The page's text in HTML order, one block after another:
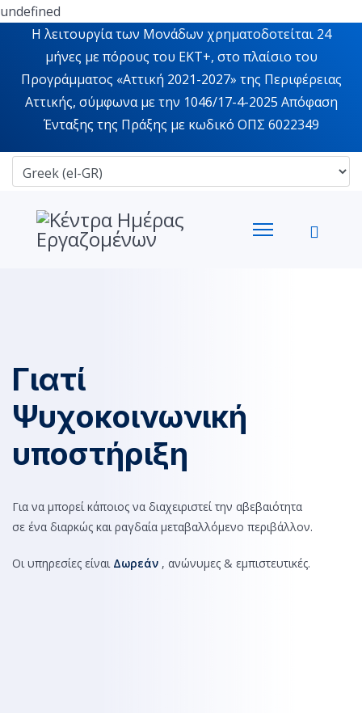
undefined
Η λειτουργία των Μονάδων χρηματοδοτείται 24
μήνες με πόρους του ΕΚΤ+, στο πλαίσιο του
Προγράμματος «Αττική 2021-2027» της Περιφέρειας
Αττικής, σύμφωνα με την 1046/17-4-2025 Απόφαση
Ένταξης της Πράξης με κωδικό ΟΠΣ 6022349
Γιατί
Ψυχοκοινωνική
υποστήριξη
Για να μπορεί κάποιος να διαχειριστεί την αβεβαιότητα
σε ένα διαρκώς και ραγδαία μεταβαλλόμενο περιβάλλον.
Οι υπηρεσίες είναι Δωρεάν , ανώνυμες & εμπιστευτικές.